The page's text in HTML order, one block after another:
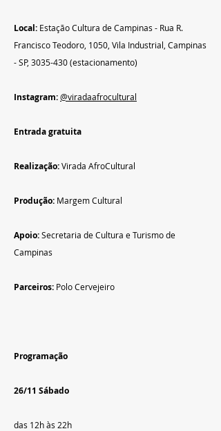
Local: Estação Cultura de Campinas - Rua R.
Francisco Teodoro, 1050, Vila Industrial, Campinas
- SP, 3035-430 (estacionamento)
Instagram: @viradaafrocultural
Entrada gratuita
Realização: Virada AfroCultural
Produção: Margem Cultural
Apoio: Secretaria de Cultura e Turismo de
Campinas
Parceiros: Polo Cervejeiro
Programação
26/11 Sábado
das 12h às 22h